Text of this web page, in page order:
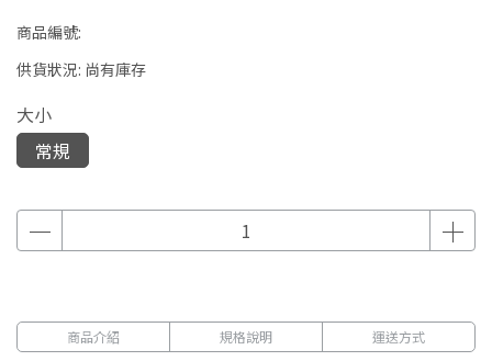
商品編號:
供貨狀況: 尚有庫存
大小
常規
商品介紹 規格說明 運送方式